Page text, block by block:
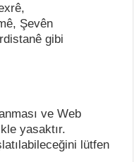
Şevên
gibi
ve Web
yasaktır.
lütfen